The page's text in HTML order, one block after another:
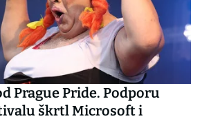
Prague Pride. Podporu
škrtl Microsoft i